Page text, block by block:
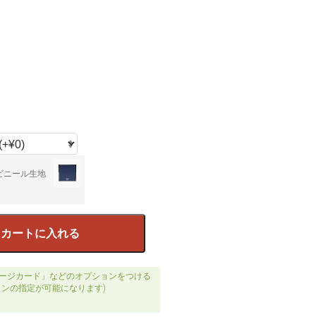
ニール生地
カートに入れる
ジカード」などのオプションをつける
の指定が可能になります)